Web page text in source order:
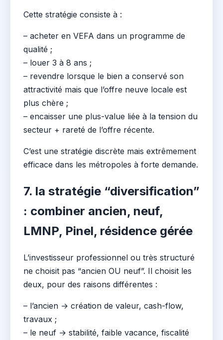
Cette stratégie consiste à :
– acheter en VEFA dans un programme de
qualité ;
– louer 3 à 8 ans ;
– revendre lorsque le bien a conservé son
attractivité mais que l’offre neuve locale est
plus chère ;
– encaisser une plus-value liée à la tension du
secteur + rareté de l’offre récente.
C’est une stratégie discrète mais extrêmement
efficace dans les métropoles à forte demande.
7. la stratégie “diversification”
: combiner ancien, neuf,
LMNP, Pinel, résidence gérée
L’investisseur professionnel ou très structuré
ne choisit pas “ancien OU neuf”. Il choisit les
deux, pour des raisons différentes :
– l’ancien → création de valeur, cash-flow,
travaux ;
– le neuf → stabilité, faible vacance, fiscalité